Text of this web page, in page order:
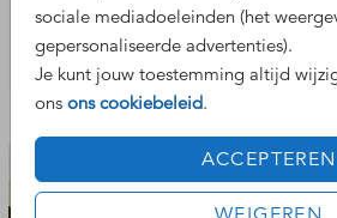
sociale mediadoeleinden (het
gepersonaliseerde advertenties).
Je kunt jouw toestemming altijd
ons ons cookiebeleid.
ACCEPTEREN
Bekijk de complete set